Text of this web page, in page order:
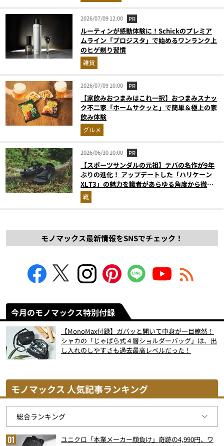
2026/07/09 12:00 PR
ルーティンが感動体験に！Schickのプレミア
ムライン「プロジスタ」で始めるワンランク上
のヒゲ剃り習慣
雑貨
2026/07/09 10:00 PR
【家飲みおつまみはこれ一択】おつまみスナッ
ク不二家「ホームサクッと」で簡単＆極上の家
飲み体験
グルメ
2026/06/30 10:00 PR
【スポーツサンダルの元祖】テバの名作が9年
ぶりの進化！ アップデートした「ハリケーン
XLT3」の魅力を識者があらゆる角度から徹底
解説！
靴
モノマックス最新情報をSNSでチェック！
今月のモノマックス特別付録
【MonoMax付録】ガバッと開いて中身が一目瞭然！
シャカの「じゃばら式４層ショルダーバッグ」は、出
し入れのしやすさも過去最高レベルだった！
モノマックス 人気記事ランキング
ユニクロ「本業メーカー顔負け」奇跡の4,990円、ワ